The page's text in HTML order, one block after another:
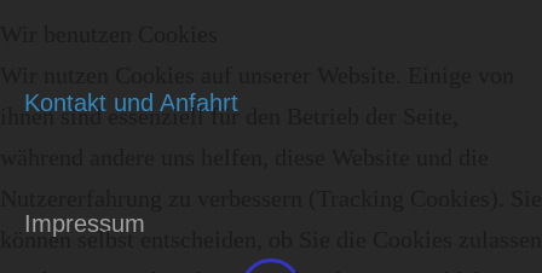
Kontakt und Anfahrt
Impressum
ihnen sind essenziell für den Betrieb der Seite,
können selbst entscheiden, ob Sie die Cookies zulassen